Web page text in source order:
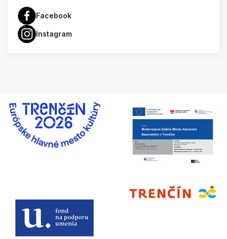
Facebook
Instagram